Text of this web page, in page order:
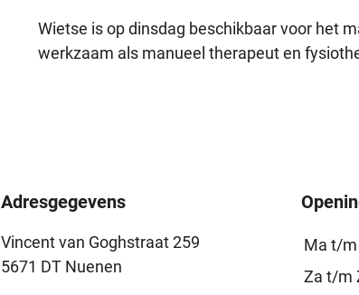
Wietse is op dinsdag beschikbaar voor het
werkzaam als manueel therapeut en
Adresgegevens
Vincent van Goghstraat 259
5671 DT Nuenen
Ma t/m
Za t/m